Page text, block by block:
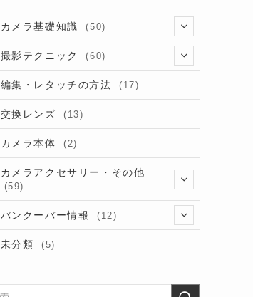
カメラ基礎知識 (50)
(13)
(6)
撮影テクニック (60)
(8)
編集・レタッチの方法 (17)
交換レンズ (13)
カメラ本体 (2)
カメラアクセサリー・その他
(59)
(2)
バンクーバー情報 (12)
未分類 (5)